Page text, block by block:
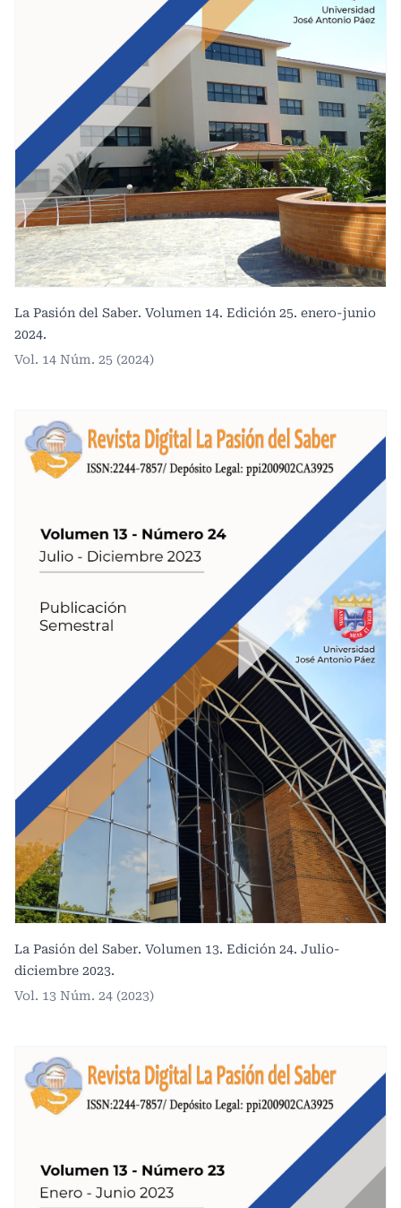
La Pasión del Saber. Volumen 14. Edición 25. enero-junio
2024.
Vol. 14 Núm. 25 (2024)
La Pasión del Saber. Volumen 13. Edición 24. Julio-
diciembre 2023.
Vol. 13 Núm. 24 (2023)